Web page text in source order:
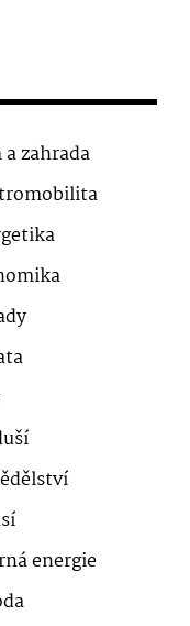
zahrada
energie